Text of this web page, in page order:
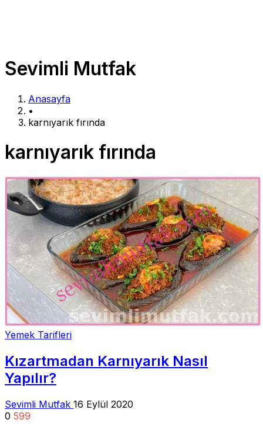
Sevimli Mutfak
Anasayfa
•
karnıyarık fırında
karnıyarık fırında
Yemek Tarifleri
Kızartmadan Karnıyarık Nasıl
Yapılır?
Sevimli Mutfak 16 Eylül 2020
0 599